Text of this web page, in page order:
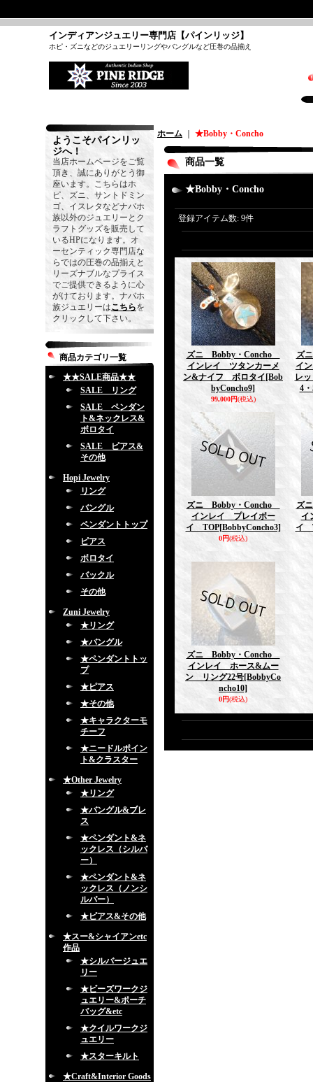
インディアンジュエリー専門店【パインリッジ】
ホピ・ズニなどのジュエリーリングやバングルなど圧巻の品揃え
ようこそパインリッ
ジへ！
当店ホームページをご覧
頂き、誠にありがとう御
座います。こちらはホ
ピ、ズニ、サントドミン
ゴ、イスレタなどナバホ
族以外のジュエリーとク
ラフトグッズを販売して
いるHPになります。オ
ーセンティック専門店な
らではの圧巻の品揃えと
リーズナブルなプライス
でご提供できるように心
がけております。ナバホ
族ジュエリーはこちらを
クリックして下さい。
商品カテゴリ一覧
★★SALE商品★★
SALE リング
SALE ペンダン
ト&ネックレス&
ボロタイ
SALE ピアス&
その他
Hopi Jewelry
リング
バングル
ペンダントトップ
ピアス
ボロタイ
バックル
その他
Zuni Jewelry
★リング
★バングル
★ペンダントトッ
プ
★ピアス
★その他
★キャラクターモ
チーフ
★ニードルポイン
ト&クラスター
★Other Jewelry
★リング
★バングル&ブレ
ス
★ペンダント&ネ
ックレス（シルバ
ー）
★ペンダント&ネ
ックレス（ノンシ
ルバー）
★ピアス&その他
★スー&シャイアンetc
作品
★シルバージュエ
リー
★ビーズワークジ
ュエリー&ポーチ
バッグ&etc
★クイルワークジ
ュエリー
★スターキルト
★Craft&Interior Goods
ホーム ★Bobby・Concho
商品一覧
★Bobby・Concho
登録アイテム数: 9件
ズニ Bobby・Concho
インレイ ツタンカーメ
ン&ナイフ ボロタイ [Bob
byConcho9]
99,000円(税込)
ズ
イ
レ
4
ズニ Bobby・Concho
インレイ プレイボー
イ TOP[BobbyConcho3]
0円(税込)
ズ
イ
イ
ズニ Bobby・Concho
インレイ ホース&ムー
ン リング22号[BobbyCo
ncho10]
0円(税込)